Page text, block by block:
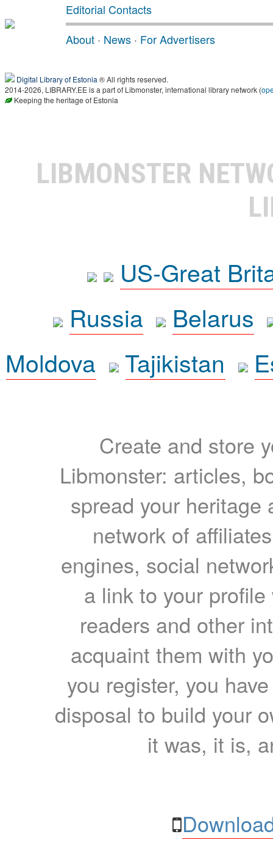
Editorial Contacts
About · News · For Advertisers
Digital Library of Estonia ® All rights reserved.
2014-2026, LIBRARY.EE is a part of Libmonster, international library network (
Keeping the heritage of Estonia
LIBMONSTER
US-Great
Russia
Belarus
Moldova
Tajikistan
Create and store
Libmonster: articles,
spread your heritage
network of
engines, social
a link to your
readers and other
acquaint them with
you register, you
disposal to build your
it was, it is,